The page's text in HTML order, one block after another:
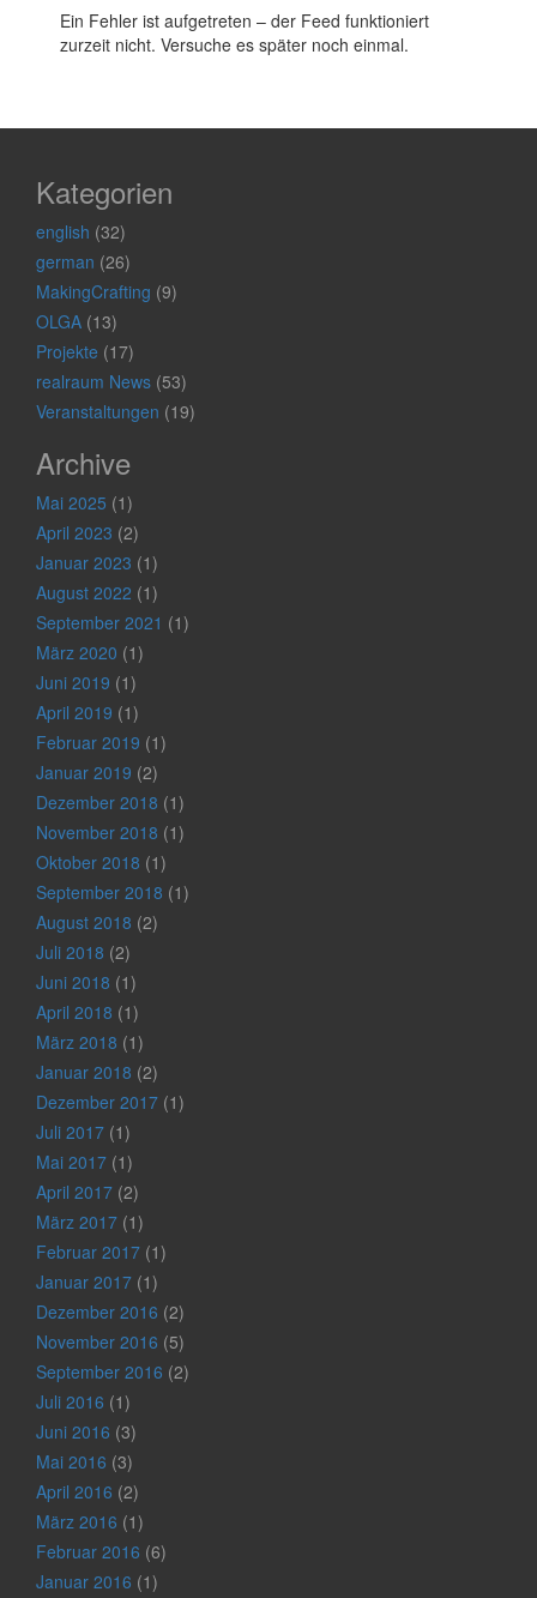
Ein Fehler ist aufgetreten – der Feed funktioniert
zurzeit nicht. Versuche es später noch einmal.
Kategorien
english (32)
german (26)
MakingCrafting (9)
OLGA (13)
Projekte (17)
realraum News (53)
Veranstaltungen (19)
Archive
Mai 2025 (1)
April 2023 (2)
Januar 2023 (1)
August 2022 (1)
September 2021 (1)
März 2020 (1)
Juni 2019 (1)
April 2019 (1)
Februar 2019 (1)
Januar 2019 (2)
Dezember 2018 (1)
November 2018 (1)
Oktober 2018 (1)
September 2018 (1)
August 2018 (2)
Juli 2018 (2)
Juni 2018 (1)
April 2018 (1)
März 2018 (1)
Januar 2018 (2)
Dezember 2017 (1)
Juli 2017 (1)
Mai 2017 (1)
April 2017 (2)
März 2017 (1)
Februar 2017 (1)
Januar 2017 (1)
Dezember 2016 (2)
November 2016 (5)
September 2016 (2)
Juli 2016 (1)
Juni 2016 (3)
Mai 2016 (3)
April 2016 (2)
März 2016 (1)
Februar 2016 (6)
Januar 2016 (1)